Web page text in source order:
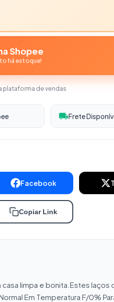
Shopee
há estoque!
plataforma de vendas
Frete
Facebook
Copiar Link
limpa e bonita.Estes laços
Em Temperatura F/0%